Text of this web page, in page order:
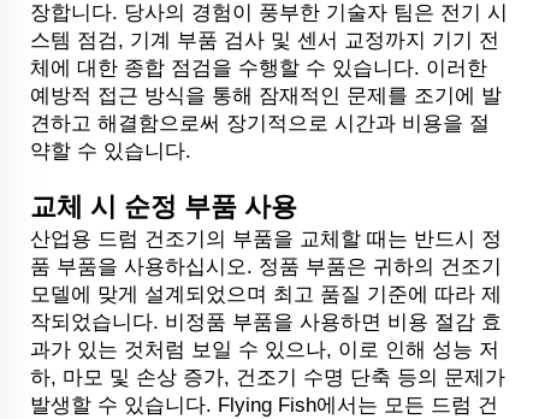
장합니다. 당사의 경험이 풍부한 기술자 팀은 전기 시
스템 점검, 기계 부품 검사 및 센서 교정까지 기기 전
체에 대한 종합 점검을 수행할 수 있습니다. 이러한
예방적 접근 방식을 통해 잠재적인 문제를 조기에 발
견하고 해결함으로써 장기적으로 시간과 비용을 절
약할 수 있습니다.
교체 시 순정 부품 사용
산업용 드럼 건조기의 부품을 교체할 때는 반드시 정
품 부품을 사용하십시오. 정품 부품은 귀하의 건조기
모델에 맞게 설계되었으며 최고 품질 기준에 따라 제
작되었습니다. 비정품 부품을 사용하면 비용 절감 효
과가 있는 것처럼 보일 수 있으나, 이로 인해 성능 저
하, 마모 및 손상 증가, 건조기 수명 단축 등의 문제가
발생할 수 있습니다. Flying Fish에서는 모든 드럼 건